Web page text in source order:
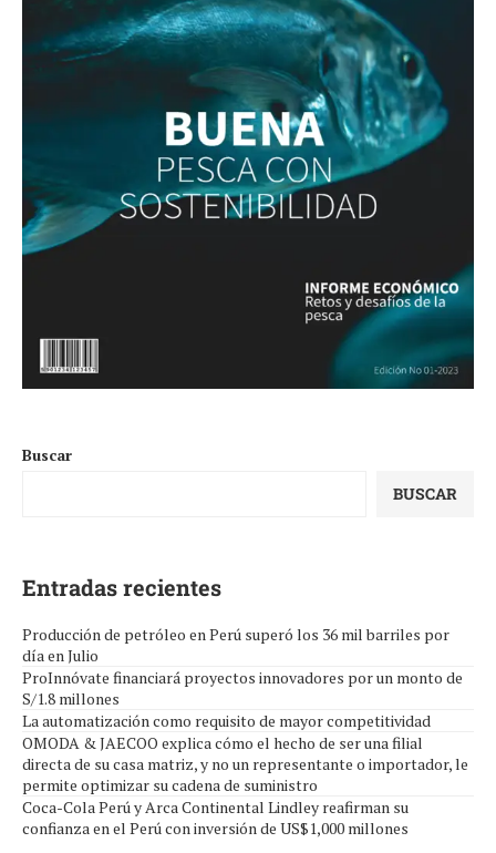
Buscar
BUSCAR
Entradas recientes
Producción de petróleo en Perú superó los 36 mil barriles por
día en Julio
ProInnóvate financiará proyectos innovadores por un monto de
S/1.8 millones
La automatización como requisito de mayor competitividad
OMODA & JAECOO explica cómo el hecho de ser una filial
directa de su casa matriz, y no un representante o importador, le
permite optimizar su cadena de suministro
Coca-Cola Perú y Arca Continental Lindley reafirman su
confianza en el Perú con inversión de US$1,000 millones